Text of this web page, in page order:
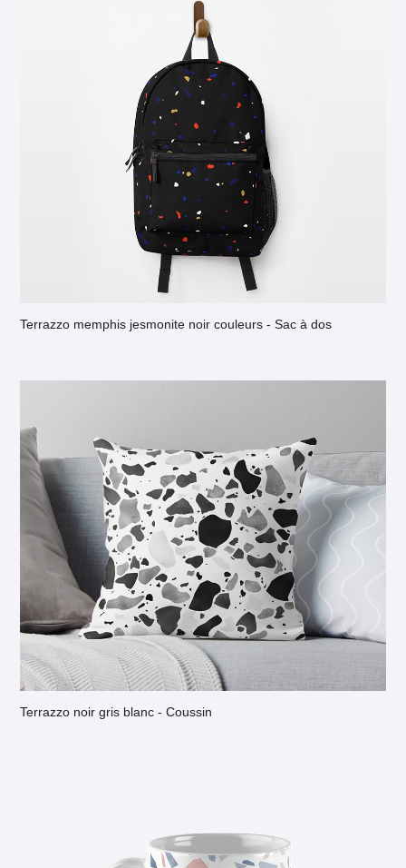
Terrazzo memphis jesmonite noir couleurs - Sac à dos
Terrazzo noir gris blanc - Coussin